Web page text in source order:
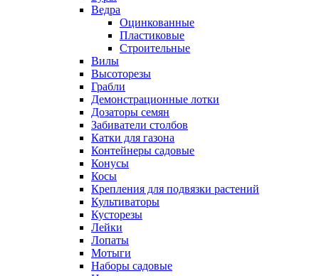
Ведра
Оцинкованные
Пластиковые
Строительные
Вилы
Высоторезы
Грабли
Демонстрационные лотки
Дозаторы семян
Забиватели столбов
Катки для газона
Контейнеры садовые
Конусы
Косы
Крепления для подвязки растений
Культиваторы
Кусторезы
Лейки
Лопаты
Мотыги
Наборы садовые